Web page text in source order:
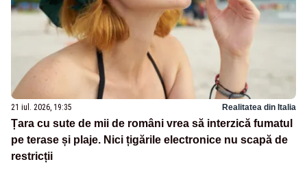
21 iul. 2026, 19:35 Realitatea din Italia
Țara cu sute de mii de români vrea să interzică fumatul
pe terase și plaje. Nici țigările electronice nu scapă de
restricții